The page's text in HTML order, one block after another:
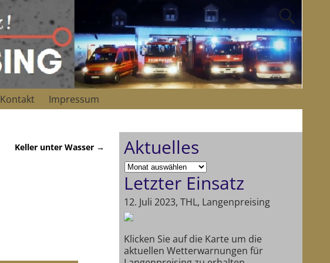
Kontakt
Impressum
Keller unter Wasser →
Aktuelles
Letzter Einsatz
12. Juli 2023, THL, Langenpreising
Klicken Sie auf die Karte um die
aktuellen Wetterwarnungen für